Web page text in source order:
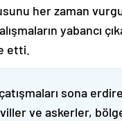
her zaman
yabancı
etti.
sona
ve askerler,